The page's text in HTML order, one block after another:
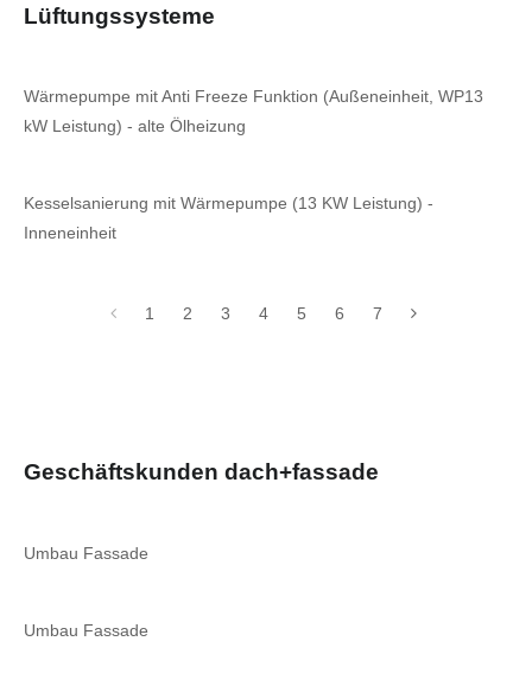
Lüftungssysteme
Wärmepumpe mit Anti Freeze Funktion (Außeneinheit, WP13
kW Leistung) - alte Ölheizung
Kesselsanierung mit Wärmepumpe (13 KW Leistung) -
Inneneinheit
1 2 3 4 5 6 7
Geschäftskunden dach+fassade
Umbau Fassade
Umbau Fassade